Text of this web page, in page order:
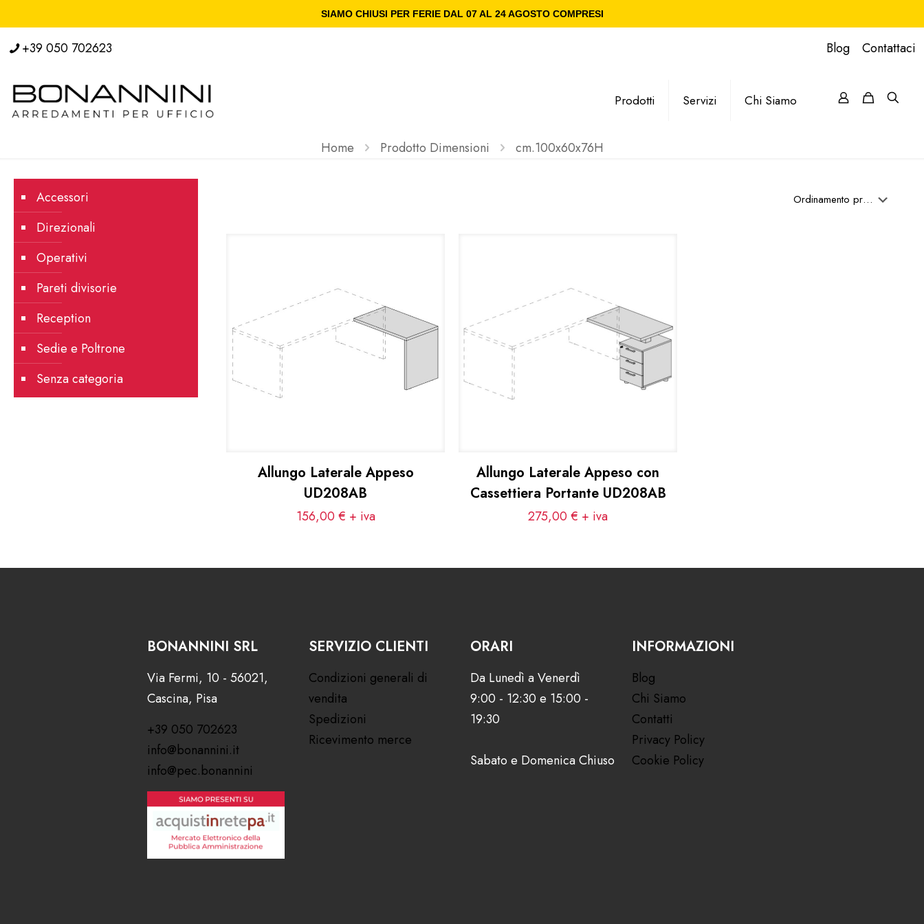
SIAMO CHIUSI PER FERIE DAL 07 AL 24 AGOSTO COMPRESI
+39 050 702623 Blog Contattaci
Prodotti Servizi Chi Siamo
Home Prodotto Dimensioni cm.100x60x76H
Allungo Laterale Appeso
UD208AB
156,00 € + iva
Allungo Laterale Appeso con
Cassettiera Portante UD208AB
275,00 € + iva
Accessori
Direzionali
Operativi
Pareti divisorie
Reception
Sedie e Poltrone
Senza categoria
BONANNINI SRL
Via Fermi, 10 - 56021,
Cascina, Pisa
+39 050 702623
info@bonannini.it
info@pec.bonannini
SERVIZIO CLIENTI
Condizioni generali di
vendita
Spedizioni
Ricevimento merce
ORARI
Da Lunedì a Venerdì
9:00 - 12:30 e 15:00 -
19:30
Sabato e Domenica Chiuso
INFORMAZIONI
Blog
Chi Siamo
Contatti
Privacy Policy
Cookie Policy